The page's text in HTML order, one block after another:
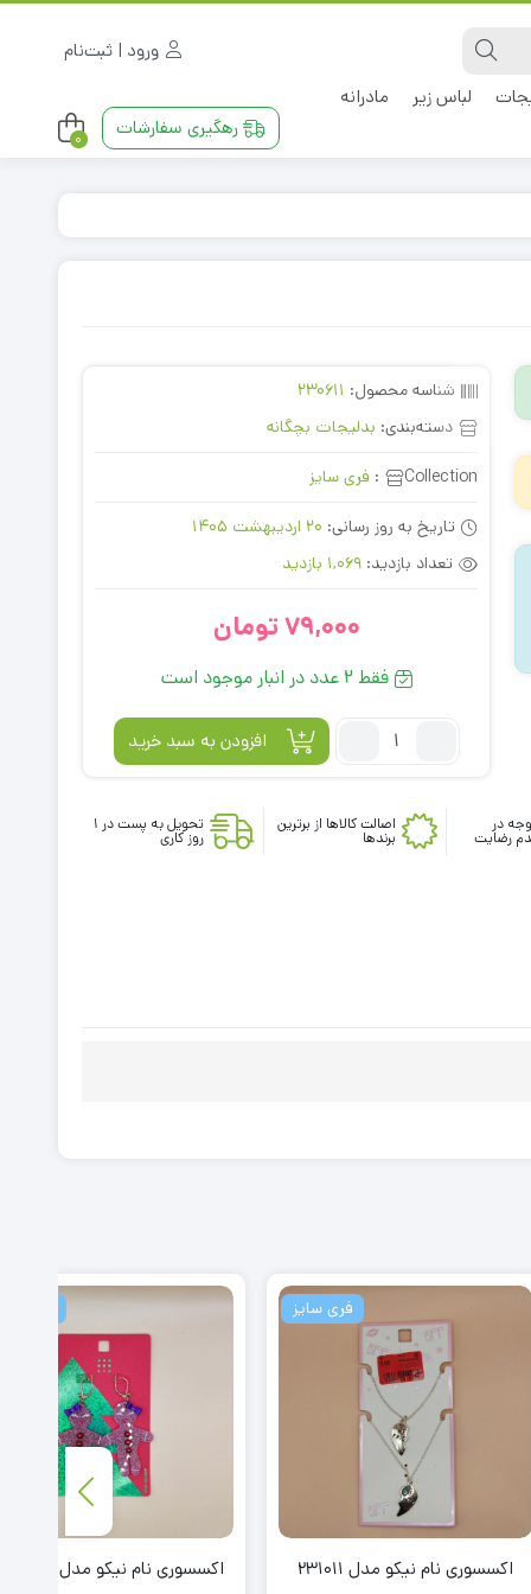
ورود | ثبت‌نام
لباس زیر مادرانه
رهگیری سفارشات 0
شناسه محصول: 230611
دسته‌بندی: بدلیجات بچگانه
Collection: فری سایز
تاریخ به روز رسانی: 20 اردیبهشت 1405
تعداد بازدید: 1,069 بازدید
79,000تومان
فقط 2 عدد در انبار موجود است
تعداد:
نیکو
مدل
افزودن به سبد خرید
در
رضایت
اصالت کالاها از برترین
برندها
تحویل به پست در 1
روز کاری
مدل 231011
فری سایز
اکسسوری نام نیکو مدل 230538